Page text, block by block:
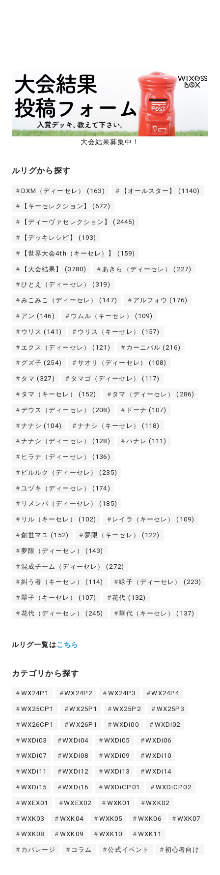
大会結果募集中！
ルリグから探す
DXM（ディーセレ） (163) 【オールスター】 (1140)
【キーセレクション】 (672)
【ディーヴァセレクション】 (2445)
【デッキレシピ】 (193)
【世界大会4th（キーセレ）】 (159)
【大会結果】 (3780) あきら（ディーセレ） (227)
ひとえ（ディーセレ） (319)
みこみこ（ディーセレ） (147) アルフォウ (176)
アン (146) ウムル（キーセレ） (109)
ウリス (141) ウリス（キーセレ） (157)
エクス（ディーセレ） (121) カーニバル (216)
グズ子 (254) サオリ（ディーセレ） (108)
タマ (327) タマゴ（ディーセレ） (117)
タマ（キーセレ） (152) タマ（ディーセレ） (286)
デウス（ディーセレ） (208) ドーナ (107)
ナナシ (104) ナナシ（キーセレ） (118)
ナナシ（ディーセレ） (128) ハナレ (111)
ヒラナ（ディーセレ） (136)
ピルルク（ディーセレ） (235)
ユヅキ（ディーセレ） (174)
リメンバ（ディーセレ） (185)
リル（キーセレ） (102) レイラ（キーセレ） (109)
創世マユ (152) 夢限（キーセレ） (122)
夢限（ディーセレ） (143)
混成チーム（ディーセレ） (272)
糾う者（キーセレ） (114) 緑子（ディーセレ） (223)
翠子（キーセレ） (107) 花代 (132)
花代（ディーセレ） (245) 華代（キーセレ） (137)
ルリグ一覧はこちら
カテゴリから探す
WX24P1 WX24P2 WX24P3 WX24P4
WX25CP1 WX25P1 WX25P2 WX25P3
WX26CP1 WX26P1 WXDi00 WXDi02
WXDi03 WXDi04 WXDi05 WXDi06
WXDi07 WXDi08 WXDi09 WXDi10
WXDi11 WXDi12 WXDi13 WXDi14
WXDi15 WXDi16 WXDiCP01 WXDiCP02
WXEX01 WXEX02 WXK01 WXK02
WXK03 WXK04 WXK05 WXK06 WXK07
WXK08 WXK09 WXK10 WXK11
カバレージ コラム 公式イベント 初心者向け